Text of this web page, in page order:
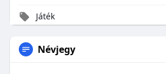
Játék
Névjegy